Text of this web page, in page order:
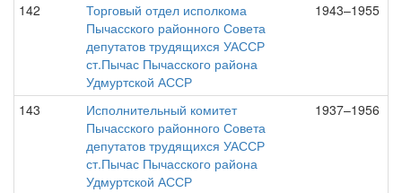
142
Торговый отдел исполкома
Пычасского районного Совета
депутатов трудящихся УАССР
ст.Пычас Пычасского района
Удмуртской АССР
1943–1955
143
Исполнительный комитет
Пычасского районного Совета
депутатов трудящихся УАССР
ст.Пычас Пычасского района
Удмуртской АССР
1937–1956